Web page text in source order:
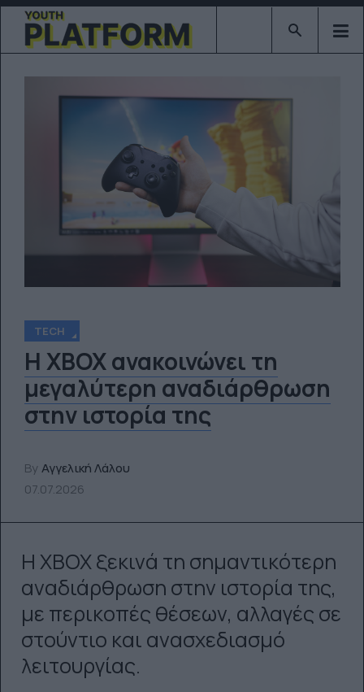
Type 2 or
TECH
Η XBOX ανακοινώνει τη
μεγαλύτερη αναδιάρθρωση
στην ιστορία της
By Αγγελική Λάλου
07.07.2026
Η XBOX ξεκινά τη σημαντικότερη
αναδιάρθρωση στην ιστορία της,
με περικοπές θέσεων, αλλαγές σε
στούντιο και ανασχεδιασμό
λειτουργίας.